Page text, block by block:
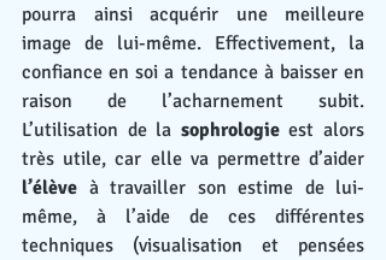
pourra ainsi acquérir une meilleure
image de lui-même. Effectivement, la
confiance en soi a tendance à baisser en
raison de l’acharnement subit.
L’utilisation de la sophrologie est alors
l’élève à travailler son estime de lui-
même, à l’aide de ces différentes
techniques (visualisation et pensées